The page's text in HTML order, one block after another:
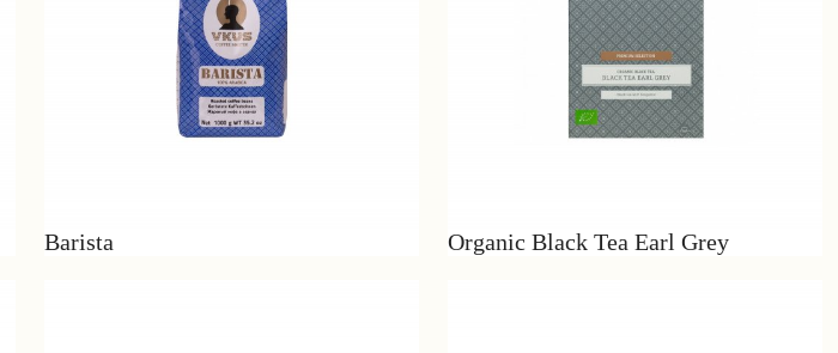
Barista Organic Black Tea Earl Grey